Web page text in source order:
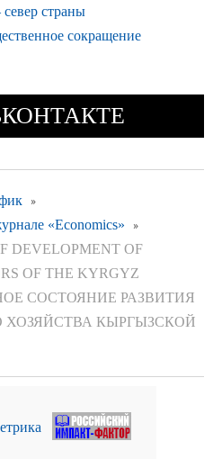
страны
сокращение
«Economics»
DEVELOPMENT OF
OF THE KYRGYZ
СОСТОЯНИЕ РАЗВИТИЯ
ХОЗЯЙСТВА КЫРГЫЗСКОЙ